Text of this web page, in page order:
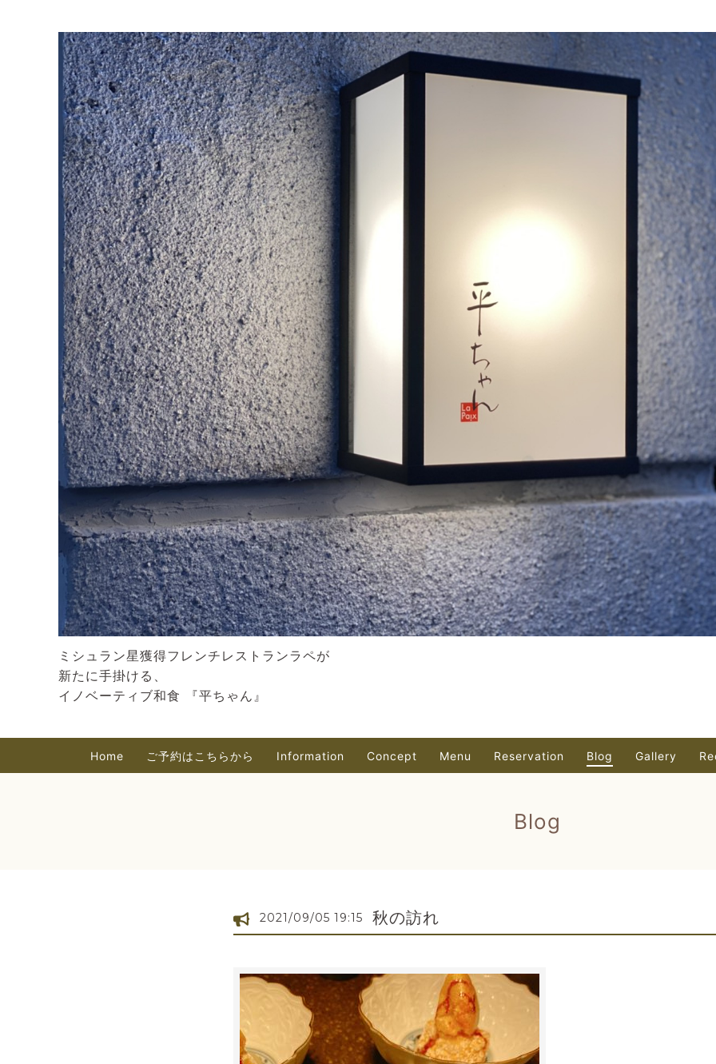
ミシュラン星獲得フレンチレストランラペが
新たに手掛ける、
イノベーティブ和食 『平ちゃん』
Home ご予約はこちらから Information Concept Menu Reservation Blog Gallery
Blog
2021/09/05 19:15 秋の訪れ